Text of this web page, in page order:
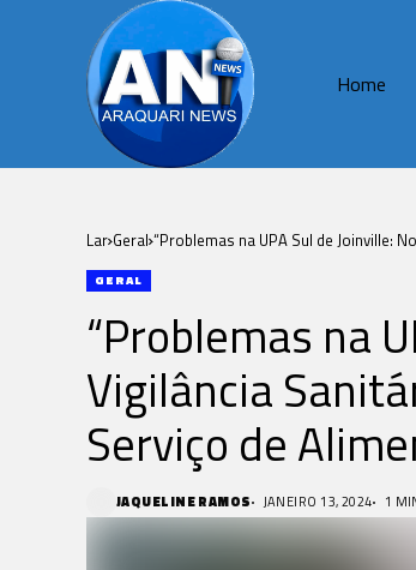
Home
Lar Geral “Problemas na UPA Sul de Joinville:
GERAL
“Problemas na
Vigilância
Serviço de
JAQUELINE RAMOS JANEIRO 13, 2024 1